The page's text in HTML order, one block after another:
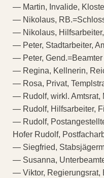
— Martin, Invalide,
— Nikolaus,
— Nikolaus,
— Peter, Stadtarbeiter,
— Peter, Gend.=Beamter
— Regina, Kellnerin,
— Rosa, Privat,
— Rudolf, wirkl. Amtsrat,
— Rudolf, Hilfsarbeiter,
— Rudolf,
Hofer Rudolf,
— Siegfried,
— Susanna,
— Viktor, Regierungsrat,